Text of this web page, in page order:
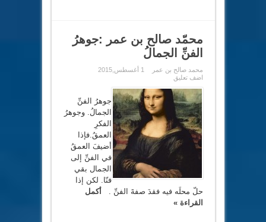
محمّد صالح بن عمر :جوهرُ
الفنِّ الجمالُ
محمد صالح بن عمر
1 أغسطس,2015
اضف تعليق
جوهرُ الفنِّ
الجمالُ. وجوهرُ
الفكرِ
العمقُ.فإذا
أضيفَ العمقُ
في الفنِّ إلى
الجمال بقي
فنّا. لكن إذا
حلّ محلَه فيه فقدَ صفةَ الفنِّ . أكمل
القراءة »